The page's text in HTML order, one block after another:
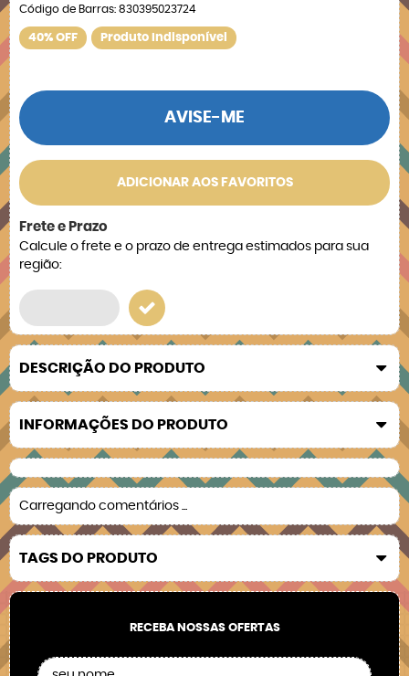
Código de Barras: 830395023724
40% OFF Produto Indisponível
AVISE-ME
ADICIONAR AOS FAVORITOS
Frete e Prazo
Calcule o frete e o prazo de entrega estimados para sua
região:
DESCRIÇÃO DO PRODUTO
INFORMAÇÕES DO PRODUTO
Carregando comentários ...
TAGS DO PRODUTO
RECEBA NOSSAS OFERTAS